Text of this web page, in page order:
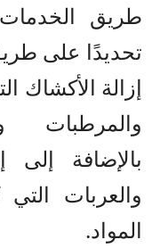
طريق
تحديدًا على
إزالة الأكشاك
والمرطبات
بالإضافة إلى
والعربات
المواد.